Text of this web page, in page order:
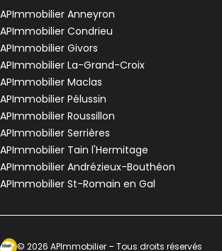
120 000 €
Maison de village • 3 pièces • 80 m²
APImmobilier Anneyron
APImmobilier Condrieu
APImmobilier Givors
APImmobilier La-Grand-Croix
APImmobilier Maclas
APImmobilier Pélussin
APImmobilier Roussillon
APImmobilier Serrières
APImmobilier Tain l'Hermitage
APImmobilier Andrézieux-Bouthéon
APImmobilier St-Romain en Gal
Ecosytème Ideeri
© 2026 APImmobilier – Tous droits réservés